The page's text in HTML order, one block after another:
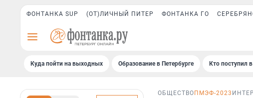
ФОНТАНКА SUP (ОТ)ЛИЧНЫЙ ПИТЕР ФОНТАНКА ГО
Куда пойти на выходных Образование в Петербурге Кто поступил
ОБЩЕСТВО ПМЭФ-2023